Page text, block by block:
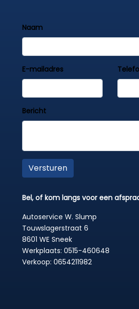
Naam
E-mailadres
Bericht
Versturen
Bel, of kom langs voor een
Autoservice W. Slump
Touwslagerstraat 6
8601 WE Sneek
Werkplaats: 0515-460648
Verkoop: 0654211982